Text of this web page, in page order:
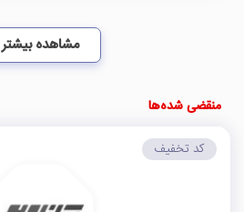
مشاهده بیشتر
منقضی شده‌ها
کد تخفیف